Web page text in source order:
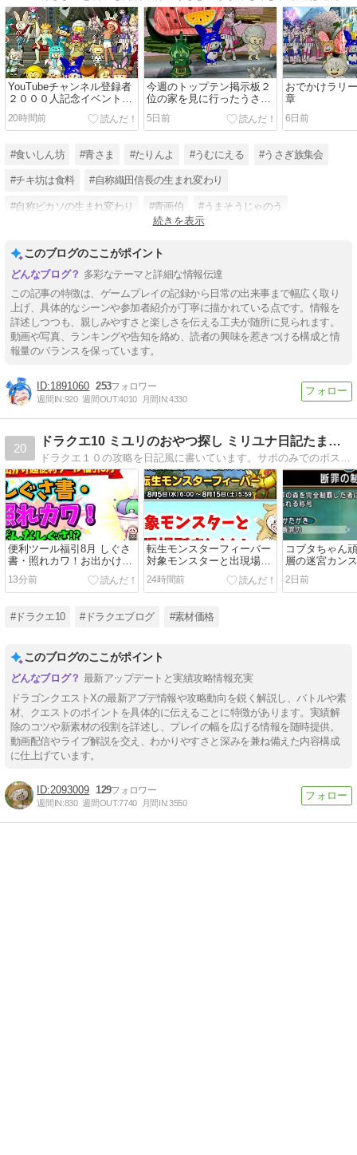
YouTubeチャンネル登録者
２０００人記念イベントの
レポート
20時間前
今週のトップテン掲示板２
位の家を見に行ったうさ
【動画有】
5日前
おでかけラリ
章
6日前
#食いしん坊 #青さま #たりんよ #うむにえる #うさぎ族集会
#チキ坊は食料 #自称織田信長の生まれ変わり
#自称ピカソの生まれ変わり #青画伯 #うまそうじゃのう
続きを表示
このブログのここがポイント
多彩なテーマと詳細な情報伝達
この記事の特徴は、ゲームプレイの記録から日常の出来事まで幅広く取り
上げ、具体的なシーンや参加者紹介が丁寧に描かれている点です。情報を
詳述しつつも、親しみやすさと楽しさを伝える工夫が随所に見られます。
動画や写真、ランキングや告知を絡め、読者の興味を惹きつける構成と情
報量のバランスを保っています。
1891060 253
週間IN:920 週間OUT:4010 月間IN:4330
20
ドラクエ10 ミユリのおやつ探し ミリユナ日記たまにリオ
ドラクエ１０の攻略を日記風に書いています。サポのみでのボス挑戦や攻略情報などわかりやすく解説！キラキラマラソンの代表的な素材や各種オーブの価格情報を毎日更新中！
便利ツール福引8月 しぐさ
書・照れカワ！お出かけ超
便利ツール福引8月 どんな
しぐさ？価格は？更新中
13分前
転生モンスターフィーバー
対象モンスターと出現場所
まとめ
24時間前
コブタちゃん
層の迷宮カン
2日前
#ドラクエ10 #ドラクエブログ #素材価格
このブログのここがポイント
最新アップデートと実績攻略情報充実
ドラゴンクエストXの最新アプデ情報や攻略動向を鋭く解説し、バトルや素
材、クエストのポイントを具体的に伝えることに特徴があります。実績解
除のコツや新素材の役割を詳述し、プレイの幅を広げる情報を随時提供。
動画配信やライブ解説を交え、わかりやすさと深みを兼ね備えた内容構成
に仕上げています。
2093009 129
週間IN:830 週間OUT:7740 月間IN:3550